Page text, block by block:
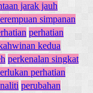
jarak jauh
simpanan
perhatian
kedua
perkenalan singkat
perhatian
perubahan